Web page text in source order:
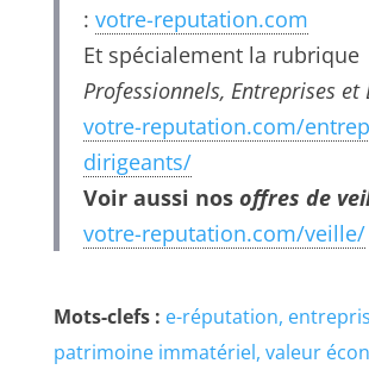
: votre-reputation.com
Et spécialement la rubrique
Professionnels, Entreprises et
votre-reputation.com/
dirigeants/
Voir aussi nos offres de
votre-reputation.com/veille/
Mots-clefs : e-réputation
patrimoine immatériel valeur